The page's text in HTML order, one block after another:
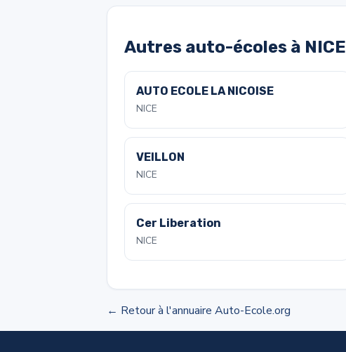
Autres auto-écoles à NICE
AUTO ECOLE LA NICOISE
NICE
VEILLON
NICE
Cer Liberation
NICE
← Retour à l'annuaire Auto-Ecole.org